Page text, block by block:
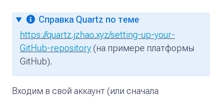
Справка Quartz по теме
https://quartz.jzhao.xyz/setting-up-your-
GitHub-repository(на примере платформы
GitHub).
Входим в свой аккаунт (или сначала